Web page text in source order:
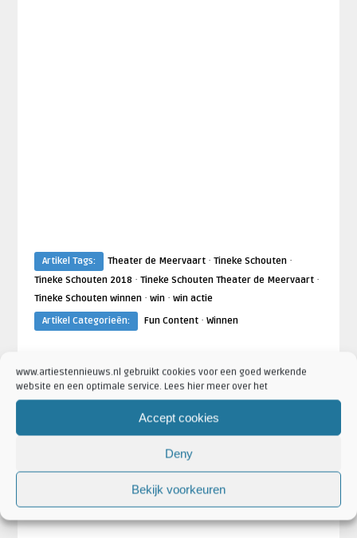
www.artiestennieuws.nl gebruikt cookies voor een goed werkende
website en een optimale service. Lees hier meer over het
Accept cookies
Deny
Bekijk voorkeuren
Artikel Tags: Theater de Meervaart· Tineke Schouten·
Tineke Schouten 2018 · Tineke Schouten Theater de Meervaart·
Tineke Schouten winnen· win· win actie
Artikel Categorieën:
Fun Content· Winnen
ARTIESTEN
WIN: Tickets voor The Bomb Digz in
Q-Factory en Luxor Live
naar De